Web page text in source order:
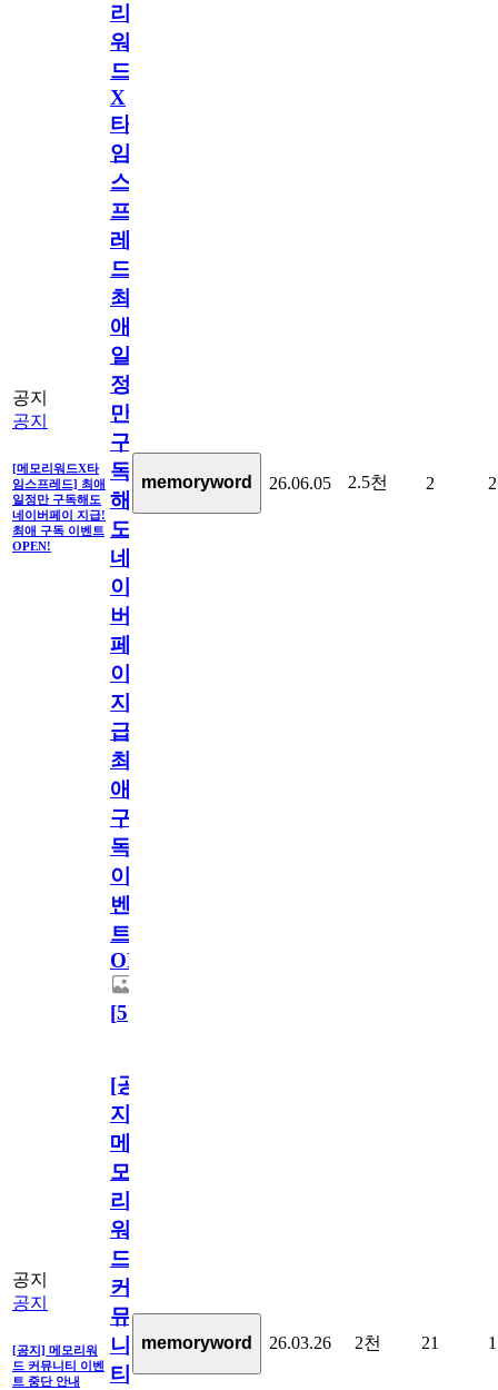
공지
공지
[메모리워드X타
임스프레드] 최애
일정만 구독해도
네이버페이 지급!
최애 구독 이벤트
OPEN!
리
워
드
X
타
임
스
프
레
드]
최
애
일
정
만
구
독
해
도
네
이
버
페
이
지
급!
최
애
구
독
이
벤
트
OPEN!
[5]
memoryword 26.06.05 2.5천 2 2
공지
공지
[공지] 메모리워
드 커뮤니티 이벤
트 중단 안내
[공
지]
메
모
리
워
드
커
뮤
니
티
memoryword 26.03.26 2천 21 1